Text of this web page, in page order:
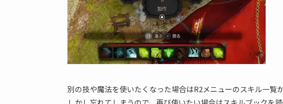
別の技や魔法を使いたくなった場合はR2メニューのスキル一覧